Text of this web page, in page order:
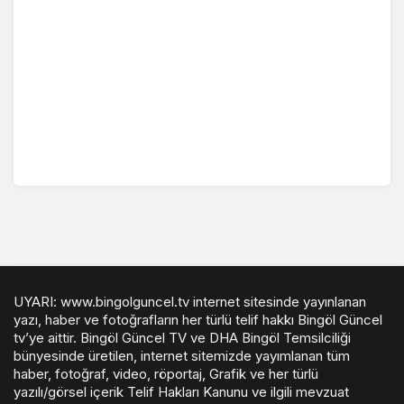
UYARI: www.bingolguncel.tv internet sitesinde yayınlanan
yazı, haber ve fotoğrafların her türlü telif hakkı Bingöl Güncel
tv’ye aittir. Bingöl Güncel TV ve DHA Bingöl Temsilciliği
bünyesinde üretilen, internet sitemizde yayımlanan tüm
haber, fotoğraf, video, röportaj, Grafik ve her türlü
yazılı/görsel içerik Telif Hakları Kanunu ve ilgili mevzuat